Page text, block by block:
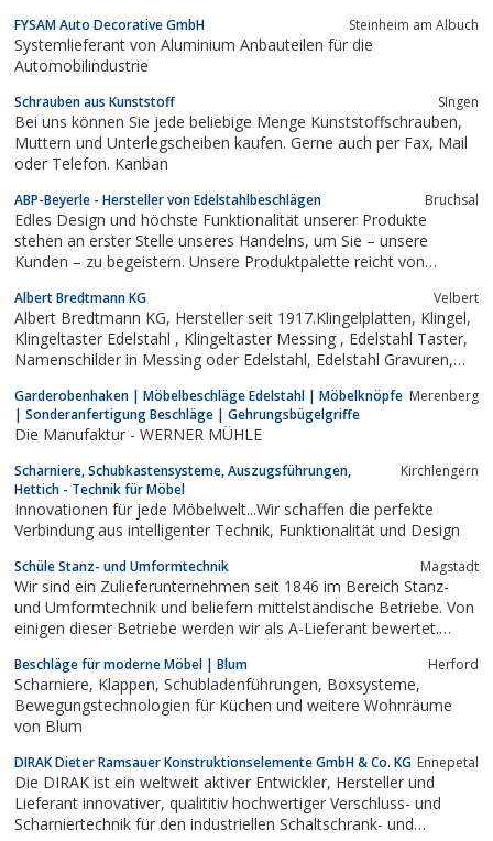
FYSAM Auto Decorative GmbH Steinheim am Albuch
Systemlieferant von Aluminium Anbauteilen für die
Automobilindustrie
Schrauben aus Kunststoff SIngen
Bei uns können Sie jede beliebige Menge Kunststoffschrauben,
Muttern und Unterlegscheiben kaufen. Gerne auch per Fax, Mail
oder Telefon. Kanban
ABP-Beyerle - Hersteller von Edelstahlbeschlägen Bruchsal
Edles Design und höchste Funktionalität unserer Produkte
stehen an erster Stelle unseres Handelns, um Sie – unsere
Kunden – zu begeistern. Unsere Produktpalette reicht von
Duschbeschläge bis hin zu Bibliotheksleitern und Tischgestellen.
Wir kombinieren...
Albert Bredtmann KG Velbert
Albert Bredtmann KG, Hersteller seit 1917.Klingelplatten, Klingel,
Klingeltaster Edelstahl , Klingeltaster Messing , Edelstahl Taster,
Namenschilder in Messing oder Edelstahl, Edelstahl Gravuren,
Tuergriffe, Namenschilder, Sprechplatten ,Briefeinwuerfe,...
Garderobenhaken | Möbelbeschläge Edelstahl | Möbelknöpfe
| Sonderanfertigung Beschläge | Gehrungsbügelgriffe
Merenberg
Die Manufaktur - WERNER MÜHLE
Scharniere, Schubkastensysteme, Auszugsführungen,
Hettich - Technik für Möbel
Kirchlengern
Innovationen für jede Möbelwelt...Wir schaffen die perfekte
Verbindung aus intelligenter Technik, Funktionalität und Design
Schüle Stanz- und Umformtechnik Magstadt
Wir sind ein Zulieferunternehmen seit 1846 im Bereich Stanz-
und Umformtechnik und beliefern mittelständische Betriebe. Von
einigen dieser Betriebe werden wir als A-Lieferant bewertet.
Stanzteile aus Metall und Kunststoff, Baugruppen,
Blechzuschnitte,...
Beschläge für moderne Möbel | Blum Herford
Scharniere, Klappen, Schubladenführungen, Boxsysteme,
Bewegungstechnologien für Küchen und weitere Wohnräume
von Blum
DIRAK Dieter Ramsauer Konstruktionselemente GmbH & Co. KG Ennepetal
Die DIRAK ist ein weltweit aktiver Entwickler, Hersteller und
Lieferant innovativer, qualititiv hochwertiger Verschluss- und
Scharniertechnik für den industriellen Schaltschrank- und